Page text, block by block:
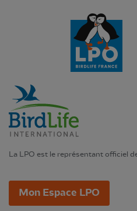
La LPO est le représentant officiel
Mon Espace LPO